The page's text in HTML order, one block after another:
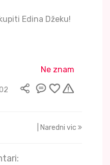
Edina Džeku!
Ne znam
| Naredni vic